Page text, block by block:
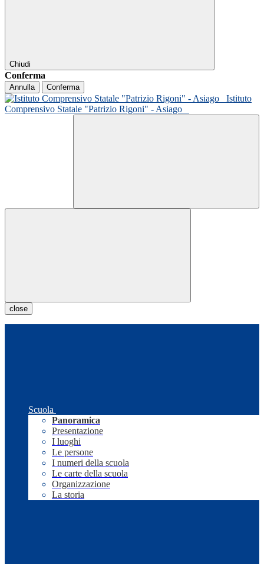
Chiudi
Conferma
Annulla Conferma
Istituto
Comprensivo Statale "Patrizio Rigoni" - Asiago
close
Scuola
Panoramica
Presentazione
I luoghi
Le persone
I numeri della scuola
Le carte della scuola
Organizzazione
La storia